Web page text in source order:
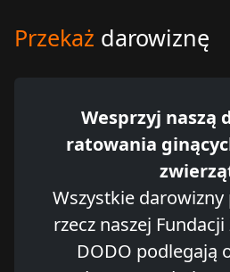
Przekaż darowiznę
Wesprzyj naszą
ratowania
Wszystkie darowizny
rzecz naszej Fundacji
DODO podlegają